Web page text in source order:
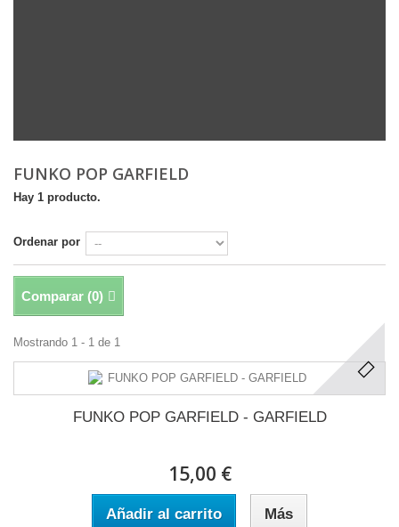
FUNKO POP GARFIELD
Hay 1 producto.
Ordenar por
Comparar (0)
Mostrando 1 - 1 de 1
FUNKO POP GARFIELD - GARFIELD
15,00 €
Añadir al carrito Más